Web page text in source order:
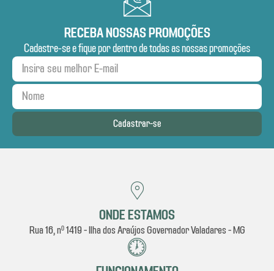
RECEBA NOSSAS PROMOÇÕES
Cadastre-se e fique por dentro de todas as nossas promoções
Cadastrar-se
ONDE ESTAMOS
Rua 16, nº 1419 - Ilha dos Araújos Governador Valadares - MG